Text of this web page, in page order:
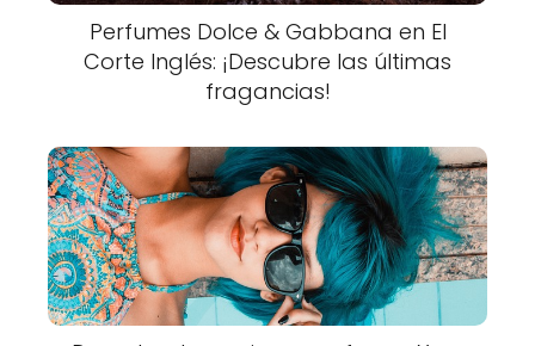
Perfumes Dolce & Gabbana en El
Corte Inglés: ¡Descubre las últimas
fragancias!